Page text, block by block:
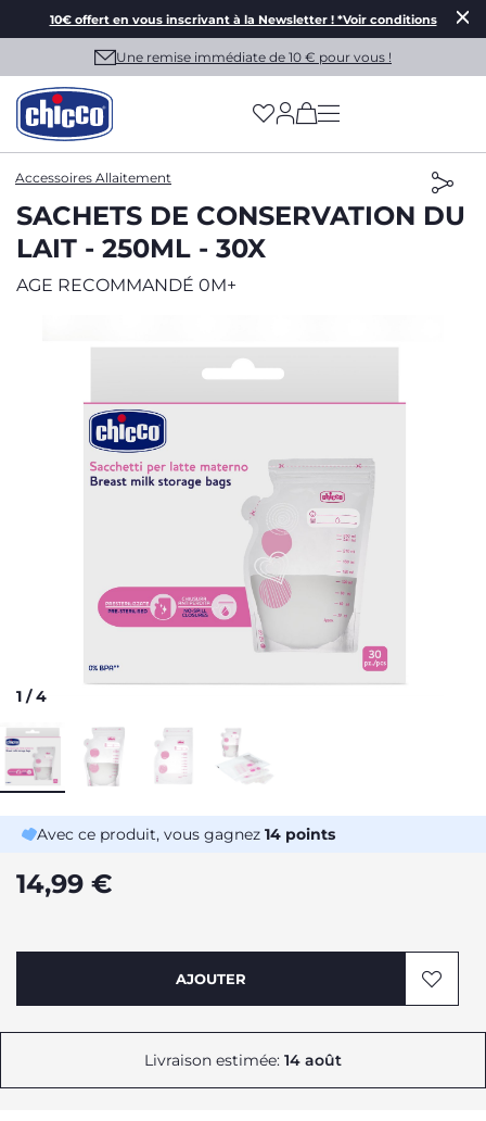
10€ offert en vous inscrivant à la Newsletter ! *Voir conditions
Une remise immédiate de 10 € pour vous !
(has more options
Accessoires Allaitement
SACHETS DE CONSERVATION DU
LAIT - 250ML - 30X
AGE RECOMMANDÉ 0M+
1 /4
Avec ce produit, vous gagnez 14 points
14,99 €
AJOUTER
Livraison estimée: 14 août